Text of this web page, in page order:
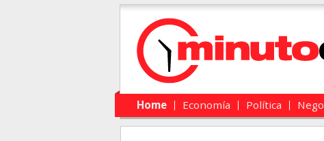
Main menu
Skip to primary content
Skip to secondary content
Home Economía Política